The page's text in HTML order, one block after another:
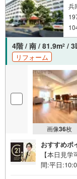
兵
4階 / 南 / 81.9m2 /
リフォーム
画像36枚
おすすめポ
【本日見
間:平日